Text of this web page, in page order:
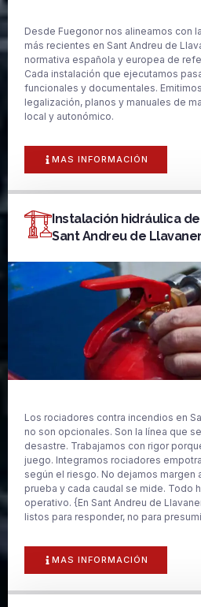
Desde Fuegonor nos alineamos con
más recientes en Sant Andreu de
normativa española y europea de
Cada instalación que ejecutamos
funcionales y documentales.
legalización, planos y manuales de
local y autonómico.
MAS INFORMACIÓN
Instalación hidráulica
Sant Andreu de
Los rociadores contra incendios en
no son opcionales. Son la línea que
desastre. Trabajamos con rigor
juego. Integramos rociadores
según el riesgo. No dejamos margen
prueba y cada caudal se mide. Todo
operativo. {En Sant Andreu de
listos para responder, no para
MAS INFORMACIÓN